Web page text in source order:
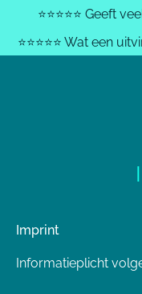
⭐️⭐️⭐️⭐️⭐️ Geeft
⭐️⭐️⭐️⭐️⭐️ Wat een
Imprint
Informatieplicht